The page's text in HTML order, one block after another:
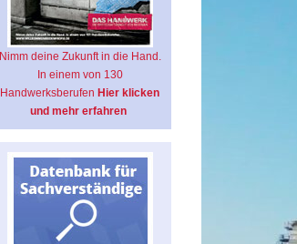
Nimm deine Zukunft in die Hand.
In einem von 130
Handwerksberufen Hier klicken
und mehr erfahren